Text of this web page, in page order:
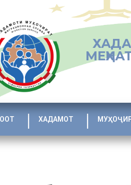
ХАДАМОТ